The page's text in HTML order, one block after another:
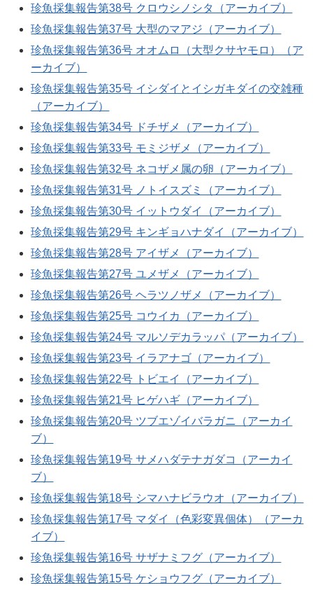
珍魚採集報告第38号 クロウシノシタ（アーカイブ）
珍魚採集報告第37号 大型のマアジ（アーカイブ）
珍魚採集報告第36号 オオムロ（大型クサヤモロ）（ア
ーカイブ）
珍魚採集報告第35号 イシダイとイシガキダイの交雑種
（アーカイブ）
珍魚採集報告第34号 ドチザメ（アーカイブ）
珍魚採集報告第33号 モミジザメ（アーカイブ）
珍魚採集報告第32号 ネコザメ属の卵（アーカイブ）
珍魚採集報告第31号 ノトイスズミ（アーカイブ）
珍魚採集報告第30号 イットウダイ（アーカイブ）
珍魚採集報告第29号 キンギョハナダイ（アーカイブ）
珍魚採集報告第28号 アイザメ（アーカイブ）
珍魚採集報告第27号 ユメザメ（アーカイブ）
珍魚採集報告第26号 ヘラツノザメ（アーカイブ）
珍魚採集報告第25号 コウイカ（アーカイブ）
珍魚採集報告第24号 マルソデカラッパ（アーカイブ）
珍魚採集報告第23号 イラアナゴ（アーカイブ）
珍魚採集報告第22号 トビエイ（アーカイブ）
珍魚採集報告第21号 ヒゲハギ（アーカイブ）
珍魚採集報告第20号 ツブエゾイバラガニ（アーカイ
ブ）
珍魚採集報告第19号 サメハダテナガダコ（アーカイ
ブ）
珍魚採集報告第18号 シマハナビラウオ（アーカイブ）
珍魚採集報告第17号 マダイ（色彩変異個体）（アーカ
イブ）
珍魚採集報告第16号 サザナミフグ（アーカイブ）
珍魚採集報告第15号 ケショウフグ（アーカイブ）